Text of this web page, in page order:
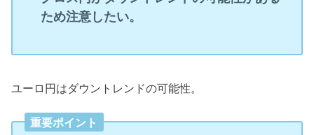
ため注意したい。
ユーロ円はダウントレンドの可能性。
重要ポイント